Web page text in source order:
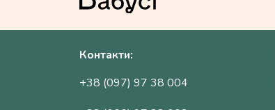
Контакти:
+38 (097) 97 38 004